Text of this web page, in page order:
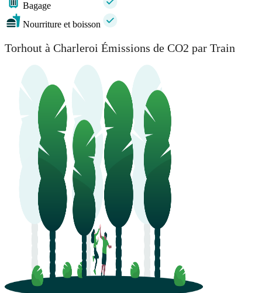
Bagage
Nourriture et boisson
Torhout à Charleroi Émissions de CO2 par Train